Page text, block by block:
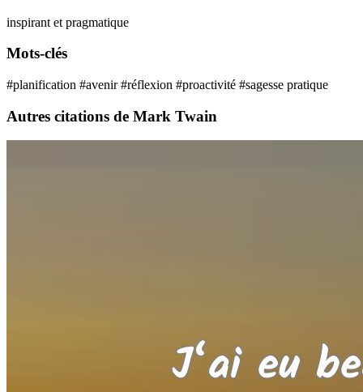
inspirant et pragmatique
Mots-clés
#planification #avenir#réflexion #proactivité #sagesse pratique
Autres citations de Mark Twain